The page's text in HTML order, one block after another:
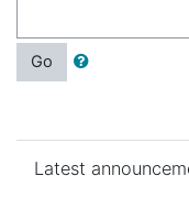
Go
Latest